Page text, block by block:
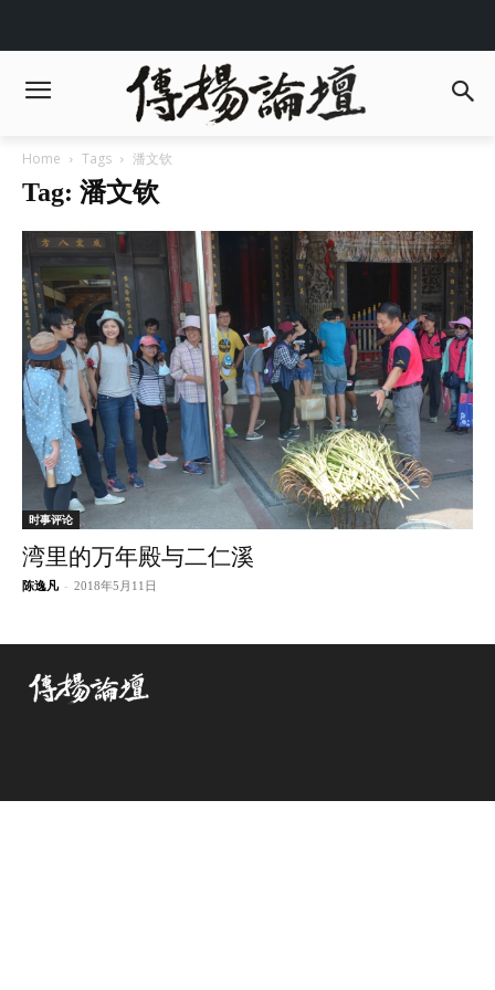
Home Tags 潘文钦
Tag: 潘文钦
时事评论
湾里的万年殿与二仁溪
陈逸凡 - 2018年5月11日